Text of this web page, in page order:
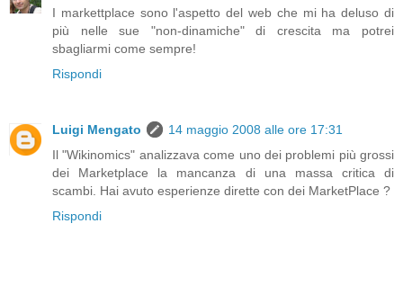
I markettplace sono l'aspetto del web che mi ha deluso di
più nelle sue "non-dinamiche" di crescita ma potrei
sbagliarmi come sempre!
Rispondi
Luigi Mengato
14 maggio 2008 alle ore 17:31
Il "Wikinomics" analizzava come uno dei problemi più grossi
dei Marketplace la mancanza di una massa critica di
scambi. Hai avuto esperienze dirette con dei MarketPlace ?
Rispondi